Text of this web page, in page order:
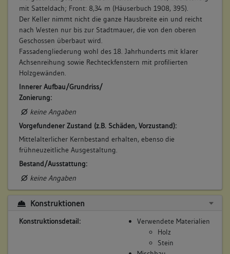
mit Satteldach; Front: 8,34 m (Häuserbuch 1908, 395).
Der Keller nimmt nicht die ganze Hausbreite ein und reicht
nach Westen nur bis zur Stadtmauer, die von den oberen
Geschossen überbaut wird.
Fassadengliederung wohl des 18. Jahrhunderts mit klarer
Achsenreihung sowie Rechteckfenstern mit profilierten
Holzgewänden.
Innerer Aufbau/Grundriss/
Zonierung:
keine Angaben
Vorgefundener Zustand (z.B. Schäden, Vorzustand):
Mittelalterlicher Kernbestand erhalten, ebenso die
frühneuzeitliche Ausgestaltung.
Bestand/Ausstattung:
keine Angaben
Konstruktionen
Konstruktionsdetail:
Verwendete Materialien
Holz
Stein